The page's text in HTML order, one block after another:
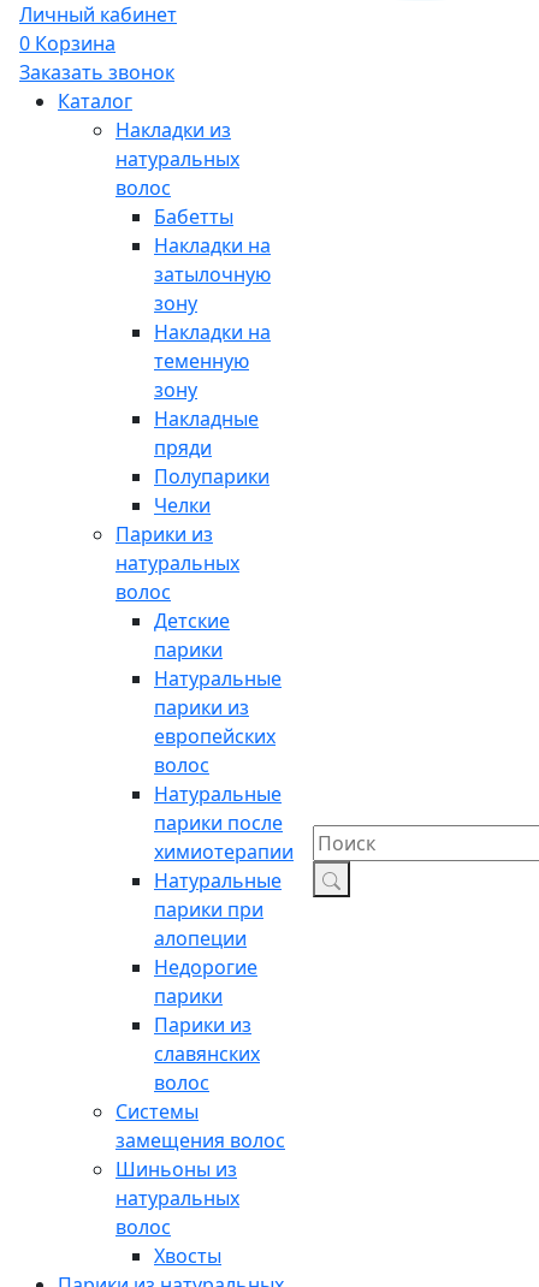
Личный кабинет
0 Корзина
Заказать звонок
Каталог
Накладки из
натуральных
волос
Бабетты
Накладки на
затылочную
зону
Накладки на
теменную
зону
Накладные
пряди
Полупарики
Челки
Парики из
натуральных
волос
Детские
парики
Натуральные
парики из
европейских
волос
Натуральные
парики после
химиотерапии
Натуральные
парики при
алопеции
Недорогие
парики
Парики из
славянских
волос
Системы
замещения волос
Шиньоны из
натуральных
волос
Хвосты